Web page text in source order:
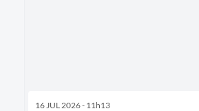
16 JUL 2026 - 11h13